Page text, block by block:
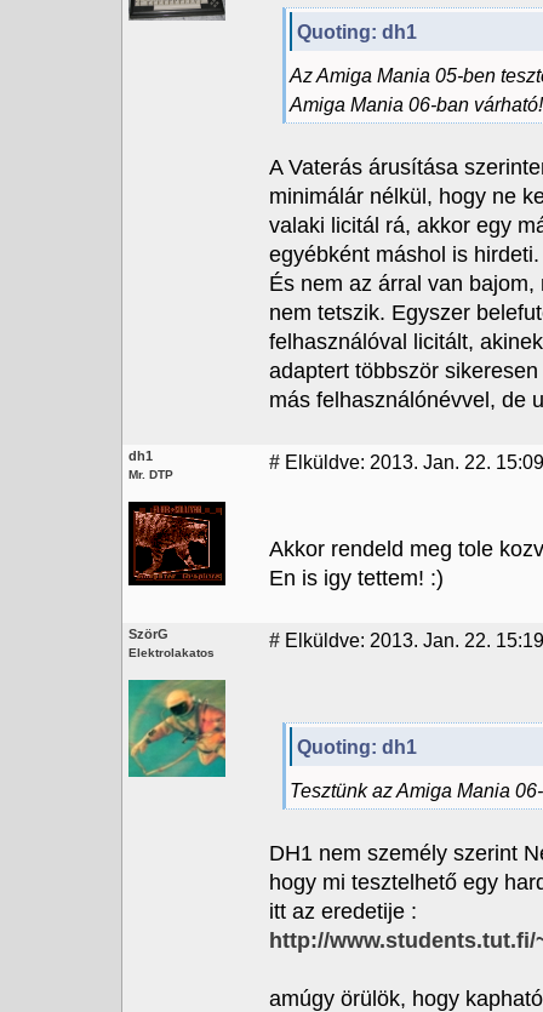
Quoting: dh1
Az Amiga Mania 05-ben
Amiga Mania 06-ban várható!
A Vaterás árusítása
minimálár nélkül, hogy ne
valaki licitál rá, akkor egy
egyébként máshol is hirdeti.
És nem az árral van
nem tetszik. Egyszer
felhasználóval licitált,
adaptert többször
más felhasználónévvel, de
dh1
Mr. DTP
# Elküldve: 2013. Jan. 22. 15:09
Akkor rendeld meg tole
En is igy tettem! :)
SzörG
Elektrolakatos
# Elküldve: 2013. Jan. 22. 15:19
Quoting: dh1
Tesztünk az Amiga Mania
DH1 nem személy szerint
hogy mi tesztelhető egy
itt az eredetije :
http://
amúgy örülök, hogy